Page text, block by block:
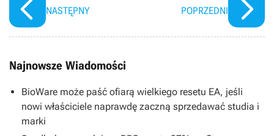
NASTĘPNY POPRZEDNI
Najnowsze Wiadomości
BioWare może paść ofiarą wielkiego resetu EA, jeśli
nowi właściciele naprawdę zaczną sprzedawać studia i
marki